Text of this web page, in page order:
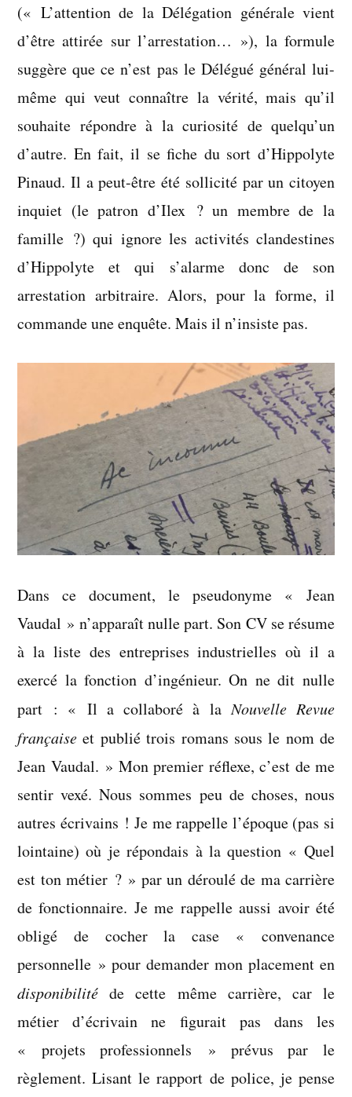
(« L’attention de la Délégation générale vient
d’être attirée sur l’arrestation… »), la formule
suggère que ce n’est pas le Délégué général lui-
même qui veut connaître la vérité, mais qu’il
souhaite répondre à la curiosité de quelqu’un
d’autre. En fait, il se fiche du sort d’Hippolyte
Pinaud. Il a peut-être été sollicité par un citoyen
inquiet (le patron d’Ilex ? un membre de la
famille ?) qui ignore les activités clandestines
d’Hippolyte et qui s’alarme donc de son
arrestation arbitraire. Alors, pour la forme, il
commande une enquête. Mais il n’insiste pas.
Dans ce document, le pseudonyme « Jean
Vaudal » n’apparaît nulle part. Son CV se résume
à la liste des entreprises industrielles où il a
exercé la fonction d’ingénieur. On ne dit nulle
part : « Il a collaboré à laNouvelle Revue
française et publié trois romans sous le nom de
Jean Vaudal. » Mon premier réflexe, c’est de me
sentir vexé. Nous sommes peu de choses, nous
autres écrivains ! Je me rappelle l’époque (pas si
lointaine) où je répondais à la question « Quel
est ton métier ? » par un déroulé de ma carrière
de fonctionnaire. Je me rappelle aussi avoir été
obligé de cocher la case « convenance
personnelle » pour demander mon placement en
disponibilité de cette même carrière, car le
métier d’écrivain ne figurait pas dans les
« projets professionnels » prévus par le
règlement. Lisant le rapport de police, je pense